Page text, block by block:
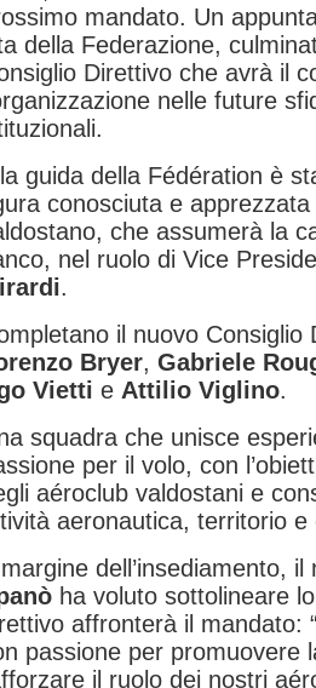
mandato. Un
della Federazione,
Direttivo che avrà il
nelle future
guida della Fédération è
conosciuta e apprezzata
che assumerà la
nel ruolo di Vice
.
il nuovo Consiglio
Bryer, Gabriele
Vietti e Attilio Viglino.
squadra che unisce
per il volo, con
aéroclub valdostani e
aeronautica, territorio e
dell’insediamento,
ha voluto sottolineare
affronterà il mandato:
passione per promuovere
il ruolo dei nostri